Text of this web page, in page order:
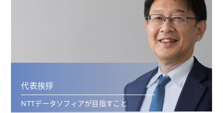
代表挨拶
NTTデータソフィアが目指すこと